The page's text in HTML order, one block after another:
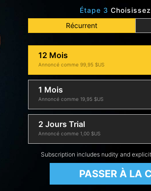
Étape 3
Récurrent
12 Mois
Annoncé comme 99,95 $US
1 Mois
Annoncé comme 19,95 $US
2 Jours Trial
Annoncé comme 1,00 $US
Subscription includes nudity and
PASSER À LA